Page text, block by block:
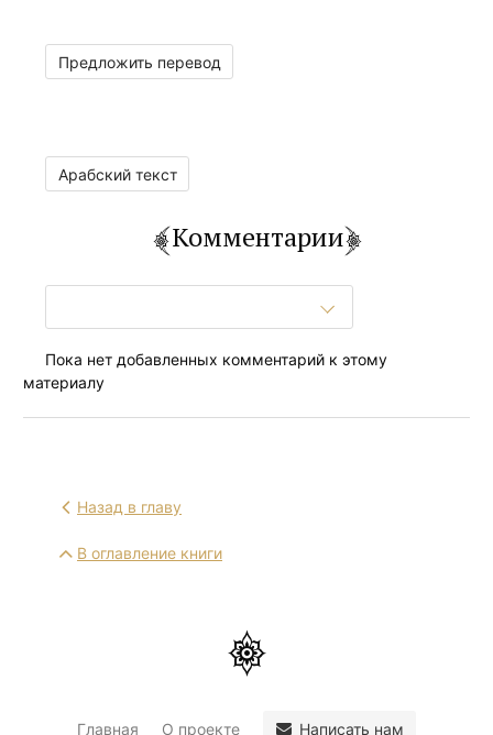
Предложить перевод
Арабский текст
Комментарии
Пока нет добавленных комментарий к этому
материалу
Назад в главу
В оглавление книги
Главная О проекте Написать нам